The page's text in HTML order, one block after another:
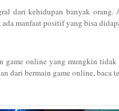
dari kehidupan banyak orang.
manfaat positif yang bisa
game online yang mungkin
dari bermain game online, baca